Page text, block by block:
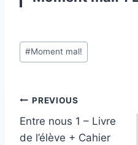
Post
Tags:
#Moment mal!
Post
navigation
PREVIOUS
Entre nous 1 – Livre
de l’élève + Cahier